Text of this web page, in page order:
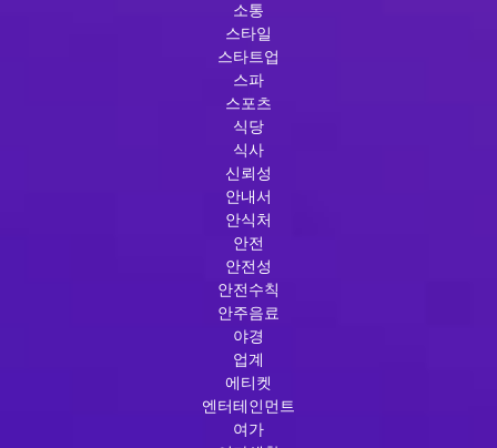
소통
스타일
스타트업
스파
스포츠
식당
식사
신뢰성
안내서
안식처
안전
안전성
안전수칙
안주음료
야경
업계
에티켓
엔터테인먼트
여가